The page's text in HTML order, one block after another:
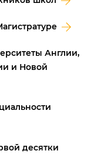
Англии,
и Новой
десятки